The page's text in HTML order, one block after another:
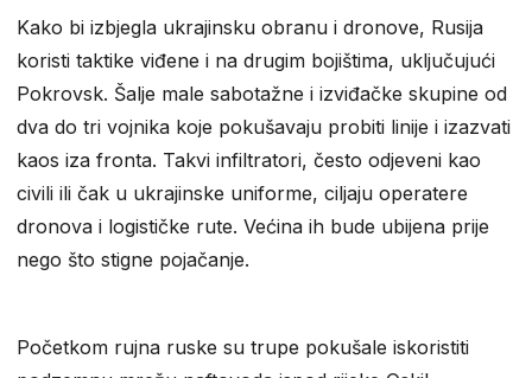
Kako bi izbjegla ukrajinsku obranu i dronove, Rusija
koristi taktike viđene i na drugim bojištima, uključujući
Pokrovsk. Šalje male sabotažne i izviđačke skupine od
dva do tri vojnika koje pokušavaju probiti linije i izazvati
kaos iza fronta. Takvi infiltratori, često odjeveni kao
civili ili čak u ukrajinske uniforme, ciljaju operatere
dronova i logističke rute. Većina ih bude ubijena prije
nego što stigne pojačanje.
Početkom rujna ruske su trupe pokušale iskoristiti